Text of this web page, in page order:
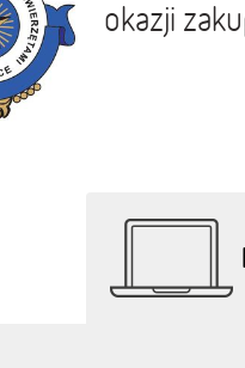
okazji